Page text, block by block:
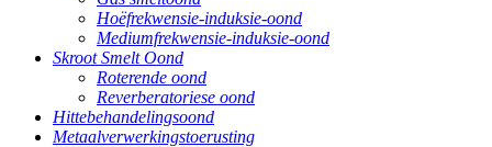
Hoëfrekwensie-induksie-oond
Mediumfrekwensie-induksie-oond
Skroot Smelt Oond
Roterende oond
Reverberatoriese oond
Hittebehandelingsoond
Metaalverwerkingstoerusting